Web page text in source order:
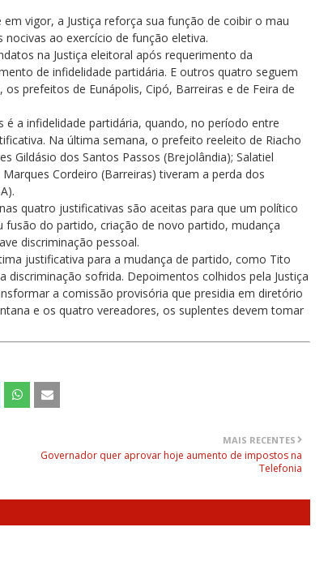
vigor, a Justiça reforça sua função de coibir o mau
ao exercício de função eletiva.
na Justiça eleitoral após requerimento da
de infidelidade partidária. E outros quatro seguem
prefeitos de Eunápolis, Cipó, Barreiras e de Feira de
a infidelidade partidária, quando, no período entre
Na última semana, o prefeito reeleito de Riacho
Gildásio dos Santos Passos (Brejolândia); Salatiel
Cordeiro (Barreiras) tiveram a perda dos
quatro justificativas são aceitas para que um político
do partido, criação de novo partido, mudança
discriminação pessoal.
justificativa para a mudança de partido, como Tito
sofrida. Depoimentos colhidos pela Justiça
a comissão provisória que presidia em diretório
e os quatro vereadores, os suplentes devem tomar
MAIS RECENTES
Governador quer aprovar hoje aumento de impostos na
Telefonia